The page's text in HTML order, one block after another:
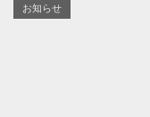
お知らせ